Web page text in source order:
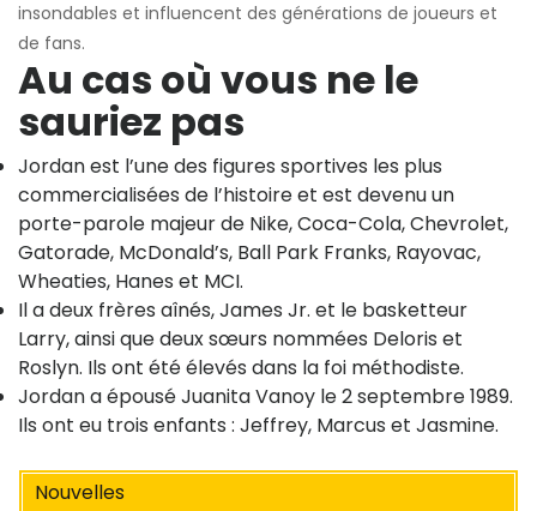
insondables et influencent des générations de joueurs et
de fans.
Au cas où vous ne le
sauriez pas
Jordan est l’une des figures sportives les plus
commercialisées de l’histoire et est devenu un
porte-parole majeur de Nike, Coca-Cola, Chevrolet,
Gatorade, McDonald’s, Ball Park Franks, Rayovac,
Wheaties, Hanes et MCI.
Il a deux frères aînés, James Jr. et le basketteur
Larry, ainsi que deux sœurs nommées Deloris et
Roslyn. Ils ont été élevés dans la foi méthodiste.
Jordan a épousé Juanita Vanoy le 2 septembre 1989.
Ils ont eu trois enfants : Jeffrey, Marcus et Jasmine.
Nouvelles